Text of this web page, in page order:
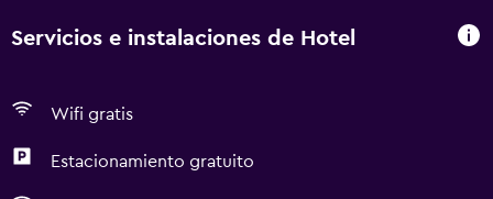
Servicios e instalaciones de Hotel
Wifi gratis
Estacionamiento gratuito